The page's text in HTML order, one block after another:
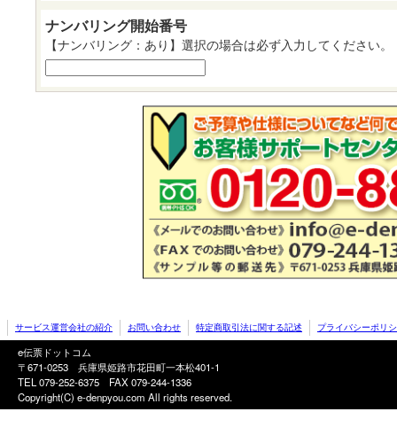
ナンバリング開始番号
【ナンバリング：あり】選択の場合は必ず入力してください。
サービス運営会社の紹介 お問い合わせ 特定商取引法に関する記述 プライバシーポリ
e伝票ドットコム
〒671-0253 兵庫県姫路市花田町一本松401-1
TEL 079-252-6375 FAX 079-244-1336
Copyright(C) e-denpyou.com All rights reserved.